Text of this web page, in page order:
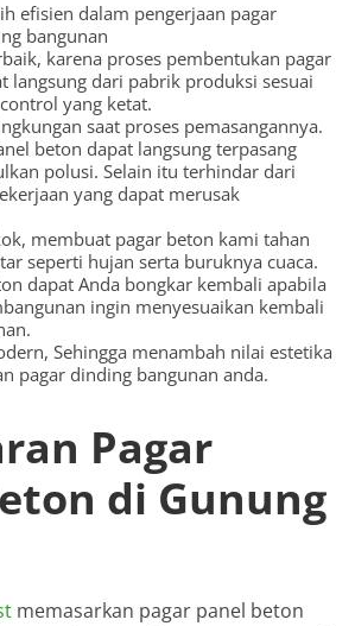
efisien dalam pengerjaan pagar
bangunan
karena proses pembentukan pagar
langsung dari pabrik produksi sesuai
yang ketat.
saat proses pemasangannya.
beton dapat langsung terpasang
polusi. Selain itu terhindar dari
yang dapat merusak
membuat pagar beton kami tahan
seperti hujan serta buruknya cuaca.
dapat Anda bongkar kembali apabila
ingin menyesuaikan kembali
Sehingga menambah nilai estetika
pagar dinding bangunan anda.
Pagar
di Gunung
memasarkan pagar panel beton